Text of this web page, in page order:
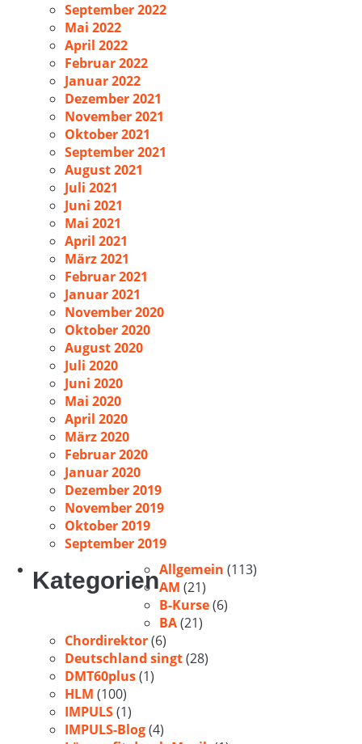
September 2022
Mai 2022
April 2022
Februar 2022
Januar 2022
Dezember 2021
November 2021
Oktober 2021
September 2021
August 2021
Juli 2021
Juni 2021
Mai 2021
April 2021
März 2021
Februar 2021
Januar 2021
November 2020
Oktober 2020
August 2020
Juli 2020
Juni 2020
Mai 2020
April 2020
März 2020
Februar 2020
Januar 2020
Dezember 2019
November 2019
Oktober 2019
September 2019
KategorienAllgemein (113)
AM (21)
B-Kurse(6)
BA(21)
Chordirektor(6)
Deutschland singt(28)
DMT60plus(1)
HLM (100)
IMPULS(1)
IMPULS-Blog(4)